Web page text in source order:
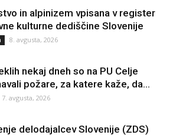
in alpinizem vpisana v register
kulturne dediščine Slovenije
8. avgusta, 2026
nekaj dneh so na PU Celje
požare, za katere kaže, da...
7. avgusta, 2026
delodajalcev Slovenije (ZDS)